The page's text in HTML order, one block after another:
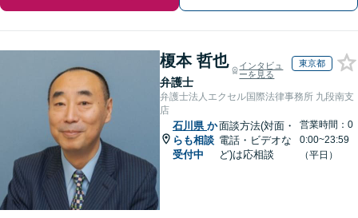
榎本 哲也
弁護士
インタビュ
ーを見る
東京都
弁護士法人エクセル国際法律事務所 九段南支
店
石川県 か
らも相談
受付中
面談方法(対面・
電話・ビデオな
ど)は応相談
営業時間：0
0:00~23:59
（平日）